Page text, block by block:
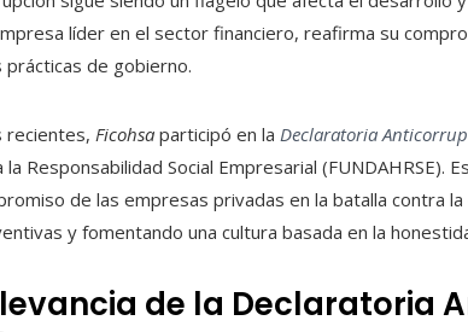
líder en el sector financiero, reafirma su
prácticas de gobierno.
recientes, Ficohsa participó en la Declaratoria
la Responsabilidad Social Empresarial (FUNDAHRSE).
de las empresas privadas en la batalla contra la
y fomentando una cultura basada en la
de la Declaratoria